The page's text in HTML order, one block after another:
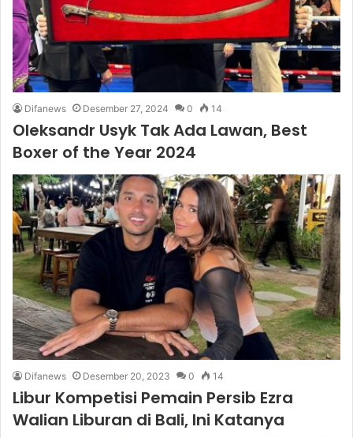
Difanews Desember 27, 2024 0 14
Oleksandr Usyk Tak Ada Lawan, Best
Boxer of the Year 2024
Difanews Desember 20, 2023 0 14
Libur Kompetisi Pemain Persib Ezra
Walian Liburan di Bali, Ini Katanya